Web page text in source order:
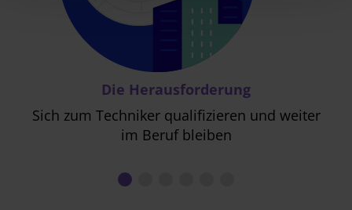
Die Herausforderung
Sich zum Techniker qualifizieren und weiter
im Beruf bleiben